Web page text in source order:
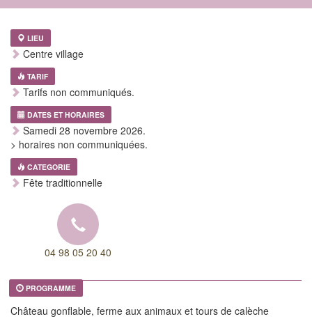
LIEU
Centre village
TARIF
Tarifs non communiqués.
DATES ET HORAIRES
Samedi 28 novembre 2026.
> horaires non communiquées.
CATEGORIE
Fête traditionnelle
04 98 05 20 40
PROGRAMME
Château gonflable, ferme aux animaux et tours de calèche